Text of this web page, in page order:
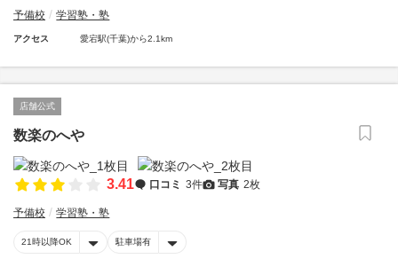
予備校 学習塾・塾
アクセス 愛宕駅(千葉)から2.1km
店舗公式
数楽のへや
3.41 口コミ 3件 写真 2枚
予備校 学習塾・塾
21時以降OK 駐車場有